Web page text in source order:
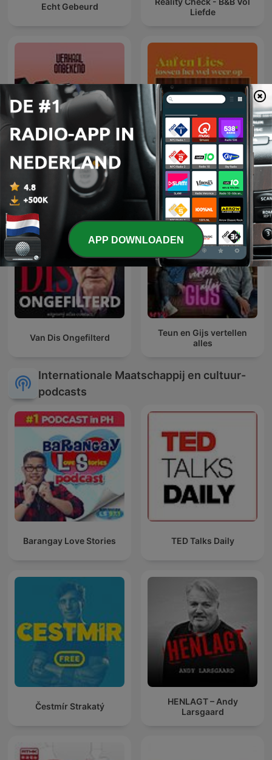
Echt Gebeurd
Liefde
Verhaal Onbekend
Aaf en Lies lossen het wel
weer op
Van Dis Ongefilterd
Teun en Gijs vertellen
alles
Internationale Maatschappij en cultuur-
podcasts
Barangay Love Stories TED Talks Daily
Čestmír Strakatý
HENLAGT – Andy
Larsgaard
APP DOWNLOADEN